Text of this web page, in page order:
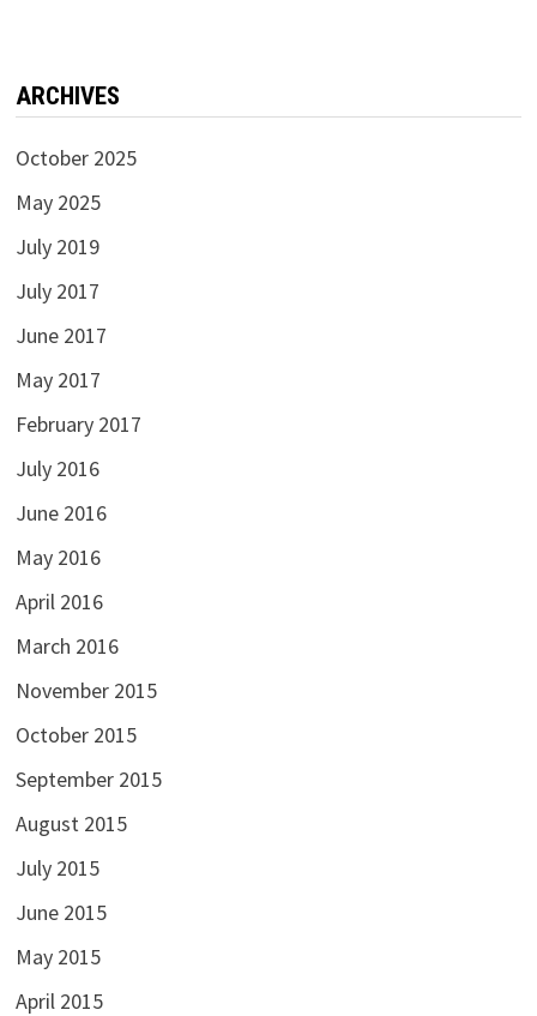
ARCHIVES
October 2025
May 2025
July 2019
July 2017
June 2017
May 2017
February 2017
July 2016
June 2016
May 2016
April 2016
March 2016
November 2015
October 2015
September 2015
August 2015
July 2015
June 2015
May 2015
April 2015